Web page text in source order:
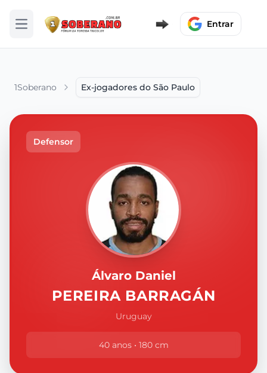
Abrir menu Entrar
1Soberano Ex-jogadores do São Paulo
Defensor
Álvaro Daniel
PEREIRA BARRAGÁN
Uruguay
40 anos • 180 cm